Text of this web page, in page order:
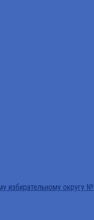
избирательному округу